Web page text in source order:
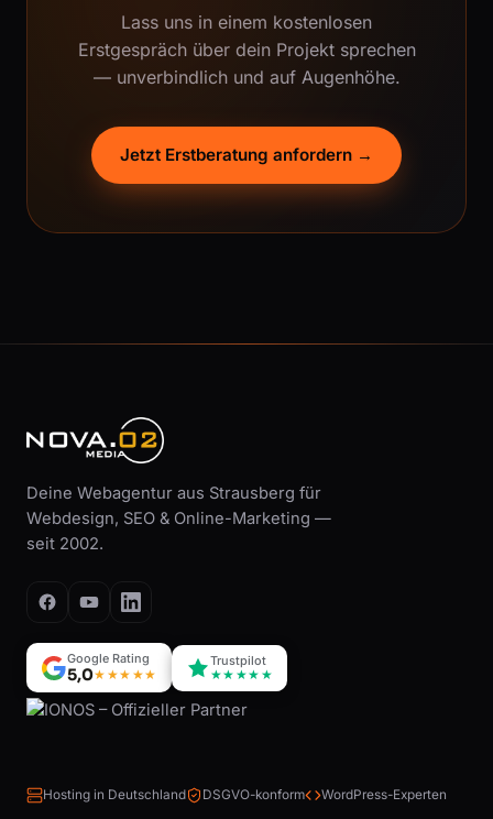
Lass uns in einem kostenlosen
Erstgespräch über dein Projekt sprechen
— unverbindlich und auf Augenhöhe.
Jetzt Erstberatung anfordern →
Deine Webagentur aus Strausberg für
Webdesign, SEO & Online-Marketing —
seit 2002.
Google Rating
5,0★★★★★
Trustpilot
★★★★★
Hosting in Deutschland DSGVO-konform WordPress-Experten